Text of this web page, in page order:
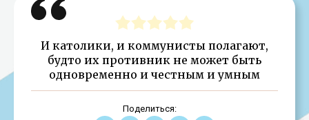
И католики, и коммунисты полагают,
будто их противник не может быть
одновременно и честным и умным
Поделиться: